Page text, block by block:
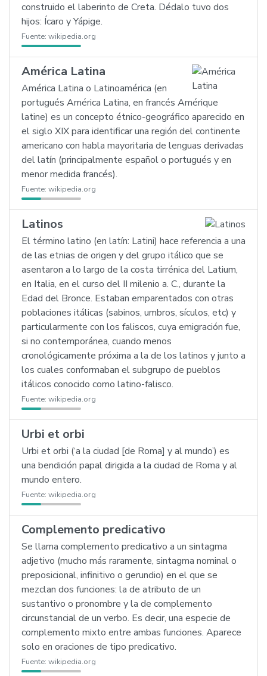
construido el laberinto de Creta. Dédalo tuvo dos
hijos: Ícaro y Yápige.
Fuente: wikipedia.org
América Latina
América Latina o Latinoamérica (en
portugués América Latina, en francés Amérique
latine) es un concepto étnico-geográfico aparecido en
el siglo XIX para identificar una región del continente
americano con habla mayoritaria de lenguas derivadas
del latín (principalmente español o portugués y en
menor medida francés).
Fuente: wikipedia.org
Latinos
El término latino (en latín: Latini) hace referencia a una
de las etnias de origen y del grupo itálico que se
asentaron a lo largo de la costa tirrénica del Latium,
en Italia, en el curso del II milenio a. C., durante la
Edad del Bronce. Estaban emparentados con otras
poblaciones itálicas (sabinos, umbros, sículos, etc) y
particularmente con los faliscos, cuya emigración fue,
si no contemporánea, cuando menos
cronológicamente próxima a la de los latinos y junto a
los cuales conformaban el subgrupo de pueblos
itálicos conocido como latino-falisco.
Fuente: wikipedia.org
Urbi et orbi
Urbi et orbi (‘a la ciudad [de Roma] y al mundo’) es
una bendición papal dirigida a la ciudad de Roma y al
mundo entero.
Fuente: wikipedia.org
Complemento predicativo
Se llama complemento predicativo a un sintagma
adjetivo (mucho más raramente, sintagma nominal o
preposicional, infinitivo o gerundio) en el que se
mezclan dos funciones: la de atributo de un
sustantivo o pronombre y la de complemento
circunstancial de un verbo. Es decir, una especie de
complemento mixto entre ambas funciones. Aparece
solo en oraciones de tipo predicativo.
Fuente: wikipedia.org